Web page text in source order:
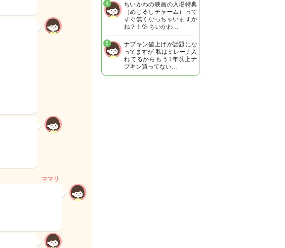
ママリ
ちいかわの映画の入場特典
（めじるしチャーム）って
すぐ無くなっちゃいますか
ね？！💦 ちいかわ…
4
ナプキン値上げが話題にな
ってますが 私はミレーナ入
れてるからもう1年以上ナ
プキン買ってない…
5